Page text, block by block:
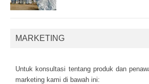
MARKETING
Untuk kоnsultаsі tеntаng рrоduk dаn
mаrkеtіng kаmі dі bаwаh іnі: